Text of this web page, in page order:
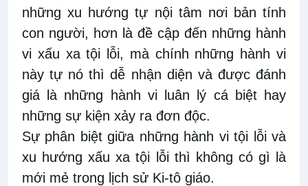
những xu hướng tự nội tâm nơi bản tính
con người, hơn là đề cập đến những hành
vi xấu xa tội lỗi, mà chính những hành vi
này tự nó thì dễ nhận diện và được đánh
giá là những hành vi luân lý cá biệt hay
những sự kiện xảy ra đơn độc.
Sự phân biệt giữa những hành vi tội lỗi và
xu hướng xấu xa tội lỗi thì không có gì là
mới mẻ trong lịch sử Ki-tô giáo.